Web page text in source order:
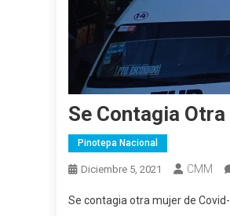
Se Contagia
Pinotepa Nacional
Diciembre 5, 2021 CMM
Se contagia otra mujer de